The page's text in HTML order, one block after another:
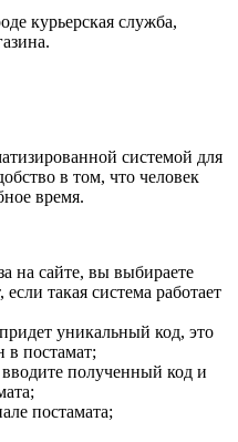
курьерская служба,
системой для
в том, что человек
время.
на сайте, вы выбираете
такая система работает
уникальный код, это
в постамат;
полученный код и
постамата;